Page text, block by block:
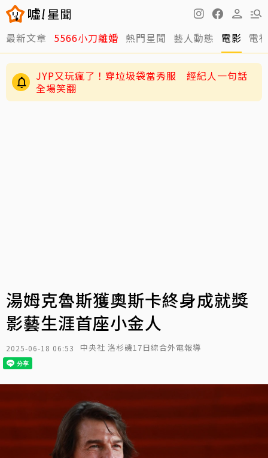
最新文章 5566小刀離婚 熱門星聞 藝人動態 電影 電
JYP又玩瘋了！穿垃圾袋當秀服 經紀人一句話
全場笑翻
湯姆克魯斯獲奧斯卡終身成就獎
影藝生涯首座小金人
2025-06-18 06:53 中央社 洛杉磯17日綜合外電報導